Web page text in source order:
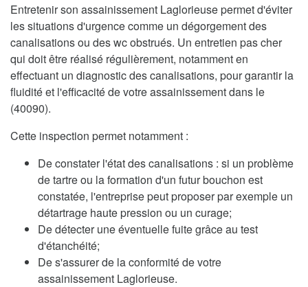
Entretenir son assainissement Laglorieuse permet d'éviter
les situations d'urgence comme un dégorgement des
canalisations ou des wc obstrués. Un entretien pas cher
qui doit être réalisé régulièrement, notamment en
effectuant un diagnostic des canalisations, pour garantir la
fluidité et l'efficacité de votre assainissement dans le
(40090).
Cette inspection permet notamment :
De constater l'état des canalisations : si un problème
de tartre ou la formation d'un futur bouchon est
constatée, l'entreprise peut proposer par exemple un
détartrage haute pression ou un curage;
De détecter une éventuelle fuite grâce au test
d'étanchéité;
De s'assurer de la conformité de votre
assainissement Laglorieuse.